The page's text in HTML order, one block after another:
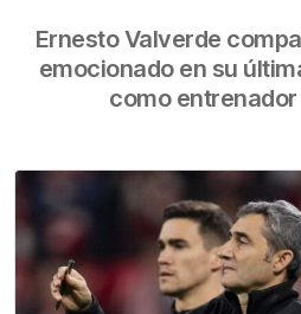
Ernesto Valverde
emocionado en su
como